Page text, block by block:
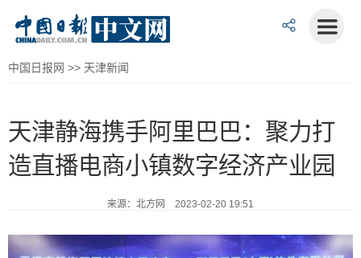
中国日报网 >> 天津新闻
天津静海携手阿里巴巴：聚力打
造直播电商小镇数字经济产业园
来源：北方网 2023-02-20 19:51